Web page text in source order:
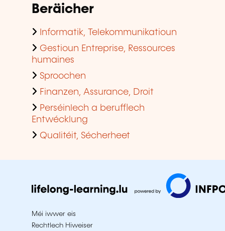
Beräicher
Informatik, Telekommunikatioun
Gestioun Entreprise, Ressources
humaines
Sproochen
Finanzen, Assurance, Droit
Perséinlech a berufflech
Entwécklung
Qualitéit, Sécherheet
Méi iwwer eis
Rechtlech Hiweiser